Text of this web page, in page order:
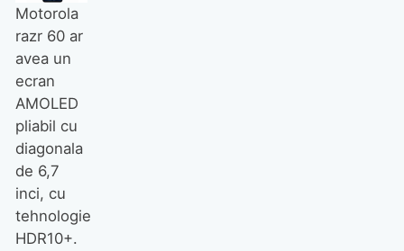
Motorola
razr 60 ar
avea un
ecran
AMOLED
pliabil cu
diagonala
de 6,7
inci, cu
tehnologie
HDR10+.